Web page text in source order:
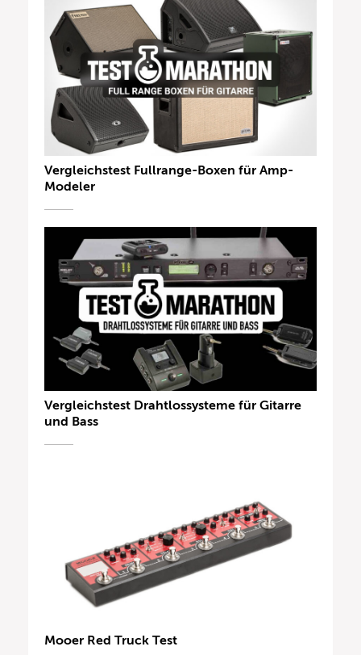
Vergleichstest Fullrange-Boxen für Amp-
Modeler
Vergleichstest Drahtlossysteme für Gitarre
und Bass
Mooer Red Truck Test